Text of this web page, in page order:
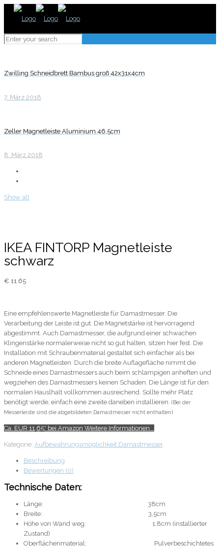
Zwilling Schneidbrett Bambus groß 42x31x4cm
7. März 2018
Zeller Magnetleiste Aluminium 46,5cm
8. März 2018
Show all
IKEA FINTORP Magnetleiste
schwarz
€ 11.65
Eine empfehlenswerte Magnetleiste für Damastmesser. Die
Verarbeitung der Leiste ist gut. Die Magnetstärke ist hervorragend
abgestimmt. Auch Damastmesser, die aufgrund einer schwachen
Klingenstärke normalerweise nicht so gut halten, sitzen hier fest. Die
Installation mit Schraubenmaterial gestaltet sich einfacher als bei
anderen Magnetleisten. Durch die breite Auflagefläche nimmt die
Schneide eines Damastmessers auch beim schlampigen anheften und
wegziehen des Damastmessers keinen Schaden. Die Länge ist für den
normalen Hauslhalt vollkommen ausreichend. Sollte mehr Platz
benötigt werde, einfach eine zweite daneben installieren. (Bei der
Messerleiste sind die abgebildeten Damastmesser nicht enthalten)
Ca. EUR 11,65* bei Amazon Weitere Informationen...
Kategorie: Aufbewahrungsmöglichkeit Damastmesser.
Beschreibung
Bewertungen (0)
Technische Daten:
Länge: 38cm
Breite: 3,5cm
Höhe von Wand weg: 1,8cm (installierter
Zustand)
Oberflächenmaterial: Pulverbeschichtetes